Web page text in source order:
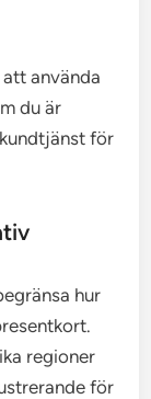
använda
du är
för
hur
regioner
för